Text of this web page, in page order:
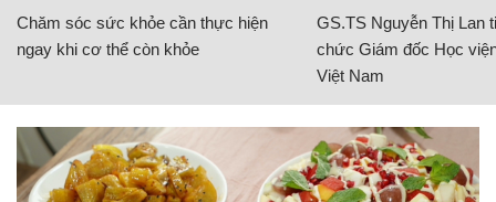
Chăm sóc sức khỏe cần thực hiện
ngay khi cơ thể còn khỏe
GS.TS Nguyễn Thị Lan
chức Giám đốc Học
Việt Nam